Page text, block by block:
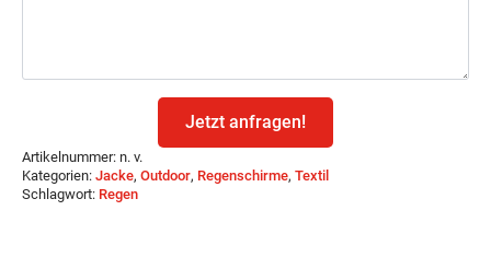
Jetzt anfragen!
Artikelnummer: n. v.
Kategorien: Jacke, Outdoor, Regenschirme, Textil
Schlagwort: Regen